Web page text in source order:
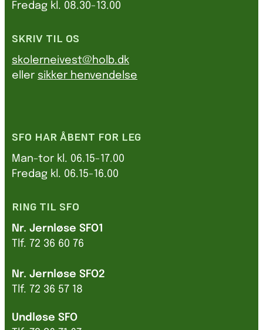
Fredag kl. 08.30-13.00
SKRIV TIL OS
skolerneivest@holb.dk
eller sikker henvendelse
SFO HAR ÅBENT FOR LEG
Man-tor kl. 06.15-17.00
Fredag kl. 06.15-16.00
RING TIL SFO
Nr. Jernløse SFO1
Tlf. 72 36 60 76
Nr. Jernløse SFO2
Tlf. 72 36 57 18
Undløse SFO